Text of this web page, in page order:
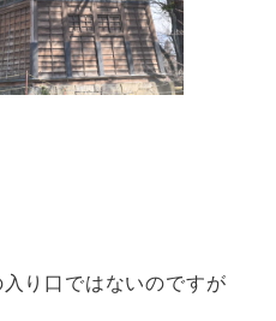
り口ではないのですが